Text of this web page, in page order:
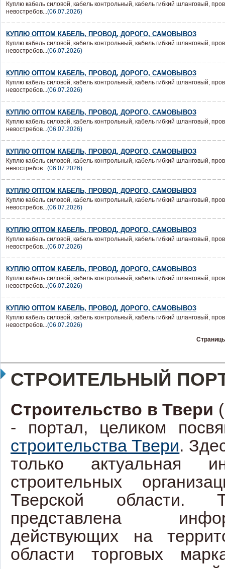
Куплю кабель силовой, кабель контрольный, кабель гибкий шланговый,
невостребов...(06.07.2026)
КУПЛЮ ОПТОМ КАБЕЛЬ, ПРОВОД, ДОРОГО, САМОВЫВОЗ
Куплю кабель силовой, кабель контрольный, кабель гибкий шланговый,
невостребов...(06.07.2026)
КУПЛЮ ОПТОМ КАБЕЛЬ, ПРОВОД, ДОРОГО, САМОВЫВОЗ
Куплю кабель силовой, кабель контрольный, кабель гибкий шланговый,
невостребов...(06.07.2026)
КУПЛЮ ОПТОМ КАБЕЛЬ, ПРОВОД, ДОРОГО, САМОВЫВОЗ
Куплю кабель силовой, кабель контрольный, кабель гибкий шланговый,
невостребов...(06.07.2026)
КУПЛЮ ОПТОМ КАБЕЛЬ, ПРОВОД, ДОРОГО, САМОВЫВОЗ
Куплю кабель силовой, кабель контрольный, кабель гибкий шланговый,
невостребов...(06.07.2026)
КУПЛЮ ОПТОМ КАБЕЛЬ, ПРОВОД, ДОРОГО, САМОВЫВОЗ
Куплю кабель силовой, кабель контрольный, кабель гибкий шланговый,
невостребов...(06.07.2026)
КУПЛЮ ОПТОМ КАБЕЛЬ, ПРОВОД, ДОРОГО, САМОВЫВОЗ
Куплю кабель силовой, кабель контрольный, кабель гибкий шланговый,
невостребов...(06.07.2026)
КУПЛЮ ОПТОМ КАБЕЛЬ, ПРОВОД, ДОРОГО, САМОВЫВОЗ
Куплю кабель силовой, кабель контрольный, кабель гибкий шланговый,
невостребов...(06.07.2026)
КУПЛЮ ОПТОМ КАБЕЛЬ, ПРОВОД, ДОРОГО, САМОВЫВОЗ
Куплю кабель силовой, кабель контрольный, кабель гибкий шланговый,
невостребов...(06.07.2026)
СТРОИТЕЛЬНЫЙ
Строительство в Твери
- портал, целиком
строительства Твери.
только актуальная
строительных
Тверской области.
представлена
действующих на
области торговых